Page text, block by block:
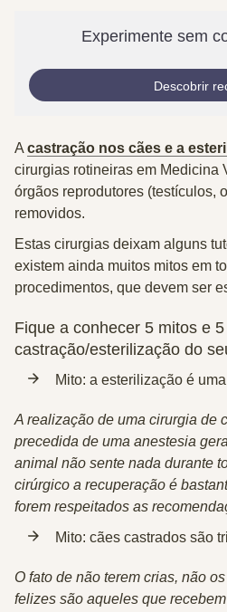
Experimente sem
Descobrir
A castração nos cães e a
cirurgias rotineiras em Medicina
órgãos reprodutores (testículos,
removidos.
Estas cirurgias deixam alguns
existem ainda muitos mitos em
procedimentos, que devem ser
Fique a conhecer 5 mitos e
castração/esterilização do
Mito: a esterilização é
A realização de uma cirurgia de
precedida de uma anestesia
animal não sente nada durante
cirúrgico a recuperação é
forem respeitados as
Mito: cães castrados são
O fato de não terem crias, não
felizes são aqueles que